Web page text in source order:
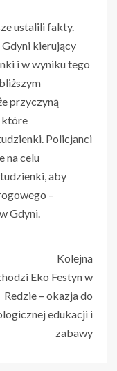
ustalili fakty.
Gdyni kierujący
i w wyniku tego
przyczyną
które
Policjanci
na celu
aby
–
Gdyni.
Kolejna
Eko Festyn w
Redzie – okazja do
edukacji i
zabawy